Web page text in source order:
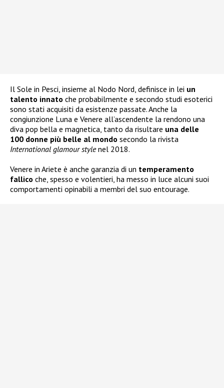
Il Sole in Pesci, insieme al Nodo Nord, definisce in lei un
talento innato che probabilmente e secondo studi esoterici
sono stati acquisiti da esistenze passate. Anche la
congiunzione Luna e Venere all’ascendente la rendono una
diva pop bella e magnetica, tanto da risultare una delle
100 donne più belle al mondo secondo la rivista
International glamour stylenel 2018.
Venere in Ariete è anche garanzia di un temperamento
fallico che, spesso e volentieri, ha messo in luce alcuni suoi
comportamenti opinabili a membri del suo entourage.